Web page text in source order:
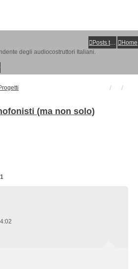
Posts toplist Home
Progetti
(ma non solo)
1